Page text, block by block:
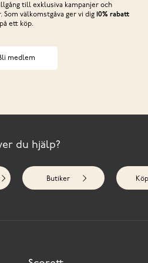
till exklusiva kampanjer och
Som välkomstgåva ger vi dig 10% rabatt
på ett köp.
medlem
du hjälp?
Butiker